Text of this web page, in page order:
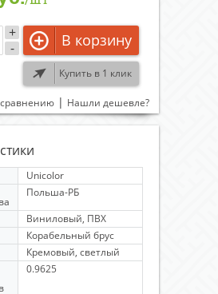
-
+ В корзину
Купить в 1 клик
| Нашли дешевле?
Unicolor
Польша-РБ
Виниловый, ПВХ
Корабельный брус
Кремовый, светлый
0.9625